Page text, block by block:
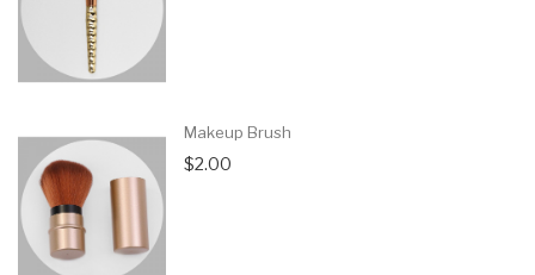
Makeup Brush
$2.00